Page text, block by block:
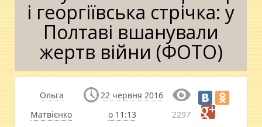
і георгіївська стрічка: у
Полтаві вшанували
жертв війни (ФОТО)
Ольга
Матвієнко
22 червня 2016
о 11:13
2297